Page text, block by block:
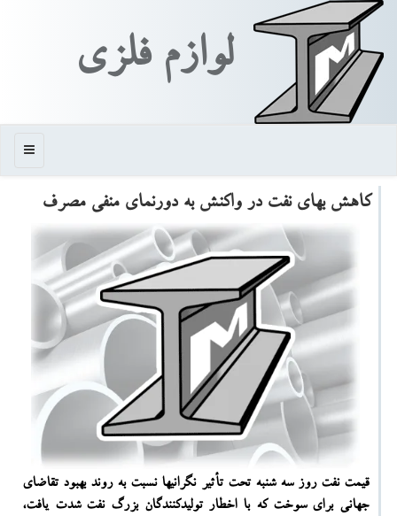
لوازم فلزی
منو
كاهش بهای نفت در واكنش به دورنمای منفی مصرف
قیمت نفت روز سه شنبه تحت تأثیر نگرانیها نسبت به روند بهبود تقاضای
جهانی برای سوخت كه با اخطار تولیدكنندگان بزرگ نفت شدت یافت،